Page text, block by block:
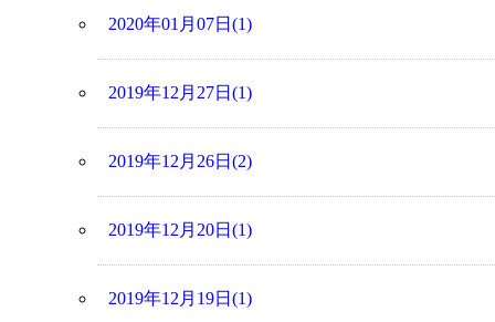
2020年01月07日(1)
2019年12月27日(1)
2019年12月26日(2)
2019年12月20日(1)
2019年12月19日(1)